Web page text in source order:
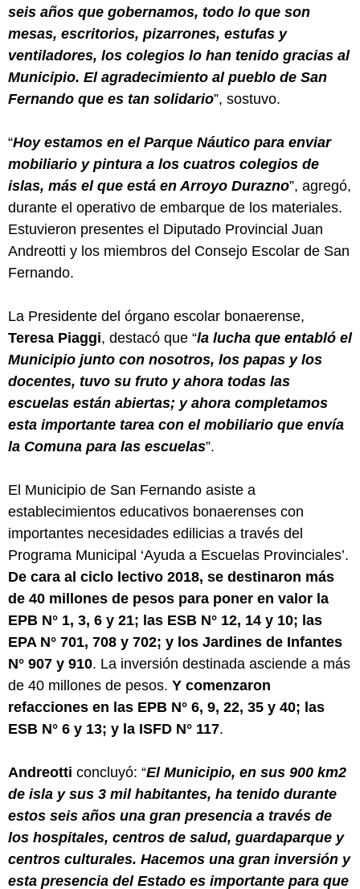
seis años que gobernamos, todo lo que son
mesas, escritorios, pizarrones, estufas y
ventiladores, los colegios lo han tenido gracias al
Municipio. El agradecimiento al pueblo de San
Fernando que es tan solidario”, sostuvo.
“Hoy estamos en el Parque Náutico para enviar
mobiliario y pintura a los cuatros colegios de
islas, más el que está en Arroyo Durazno”, agregó,
durante el operativo de embarque de los materiales.
Estuvieron presentes el Diputado Provincial Juan
Andreotti y los miembros del Consejo Escolar de San
Fernando.
La Presidente del órgano escolar bonaerense,
Teresa Piaggi, destacó que “la lucha que entabló el
Municipio junto con nosotros, los papas y los
docentes, tuvo su fruto y ahora todas las
escuelas están abiertas; y ahora completamos
esta importante tarea con el mobiliario que envía
la Comuna para las escuelas”.
El Municipio de San Fernando asiste a
establecimientos educativos bonaerenses con
importantes necesidades edilicias a través del
Programa Municipal ‘Ayuda a Escuelas Provinciales’.
De cara al ciclo lectivo 2018, se destinaron más
de 40 millones de pesos para poner en valor la
EPB N° 1, 3, 6 y 21; las ESB N° 12, 14 y 10; las
EPA N° 701, 708 y 702; y los Jardines de Infantes
N° 907 y 910. La inversión destinada asciende a más
de 40 millones de pesos. Y comenzaron
refacciones en las EPB N° 6, 9, 22, 35 y 40; las
ESB N° 6 y 13; y la ISFD N° 117.
Andreotti concluyó: “El Municipio, en sus 900 km2
de isla y sus 3 mil habitantes, ha tenido durante
estos seis años una gran presencia a través de
los hospitales, centros de salud, guardaparque y
centros culturales. Hacemos una gran inversión y
esta presencia del Estado es importante para que